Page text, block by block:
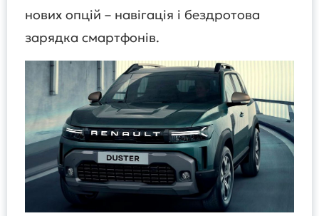
нових опцій – навігація і бездротова
зарядка смартфонів.